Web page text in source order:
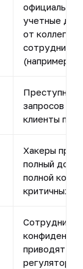
учетные
от коллег:
(например,
запросов на
клиенты
Хакеры
полный
полной
критичных
Сотрудники
приводят к